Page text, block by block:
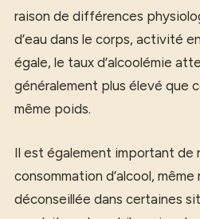
raison de différences
d’eau dans le corps, activité
égale, le taux d’alcoolémie
généralement plus élevé que
même poids.
Il est également important de
consommation d’alcool,
déconseillée dans certaines